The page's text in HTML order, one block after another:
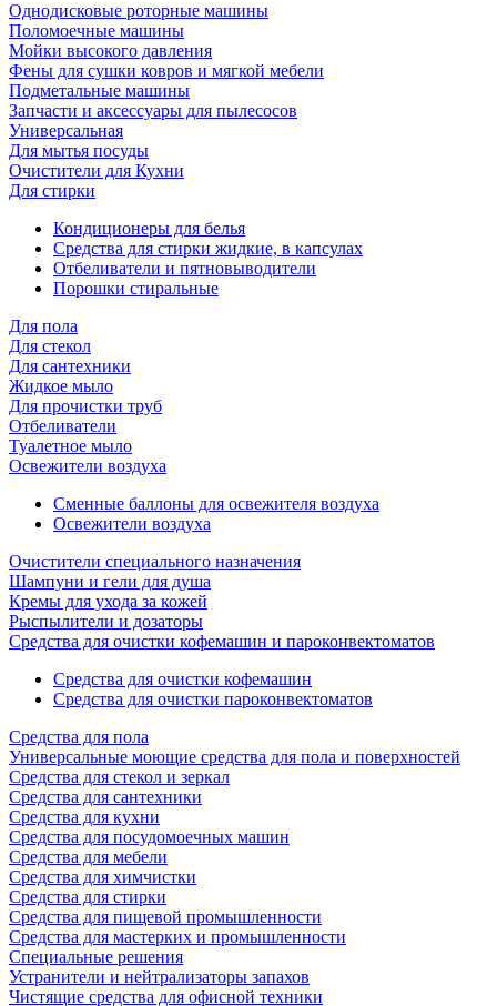
Однодисковые роторные машины
Поломоечные машины
Мойки высокого давления
Фены для сушки ковров и мягкой мебели
Подметальные машины
Запчасти и аксессуары для пылесосов
Универсальная
Для мытья посуды
Очиcтители для Кухни
Для стирки
Кондиционеры для белья
Средства для стирки жидкие, в капсулах
Отбеливатели и пятновыводители
Порошки стиральные
Для пола
Для стекол
Для сантехники
Жидкое мыло
Для прочистки труб
Отбеливатели
Туалетное мыло
Освежители воздуха
Сменные баллоны для освежителя воздуха
Освежители воздуха
Очистители специального назначения
Шампуни и гели для душа
Кремы для ухода за кожей
Рыспылители и дозаторы
Cредства для очистки кофемашин и пароконвектоматов
Средства для очистки кофемашин
Cредства для очистки пароконвектоматов
Средства для пола
Универсальные моющие средства для пола и поверхностей
Средства для стекол и зеркал
Средства для сантехники
Средства для кухни
Средства для посудомоечных машин
Средства для мебели
Средства для химчистки
Средства для стирки
Средства для пищевой промышленности
Средства для мастерких и промышленности
Специальные решения
Устранители и нейтрализаторы запахов
Чистящие средства для офисной техники